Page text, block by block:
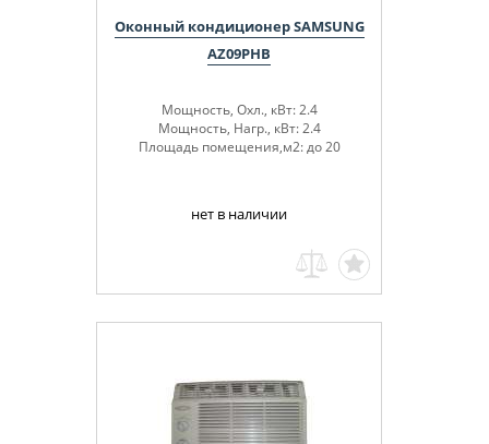
Оконный кондиционер SAMSUNG
AZ09PHB
Мощность, Охл., кВт: 2.4
Мощность, Нагр., кВт: 2.4
Площадь помещения,м2: до 20
нет в наличии